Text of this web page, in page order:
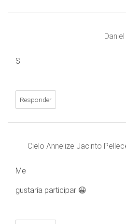
Daniel
Si
Responder
Cielo Annelize Jacinto
Me
gustaría participar 😀